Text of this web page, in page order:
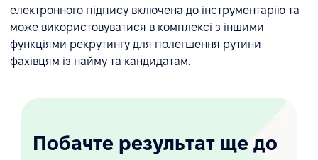
електронного підпису включена до інструментарію та
може використовуватися в комплексі з іншими
функціями рекрутингу для полегшення рутини
фахівцям із найму та кандидатам.
Побачте результат ще до